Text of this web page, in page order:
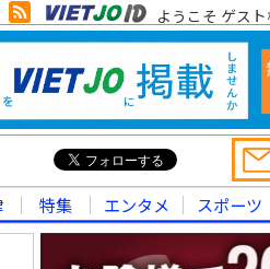
ようこそ ゲス
特集 エンタメ スポーツ